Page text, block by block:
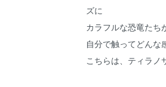
ズに
カラフルな恐竜たち
自分で触ってどんな
こちらは、ティラノ